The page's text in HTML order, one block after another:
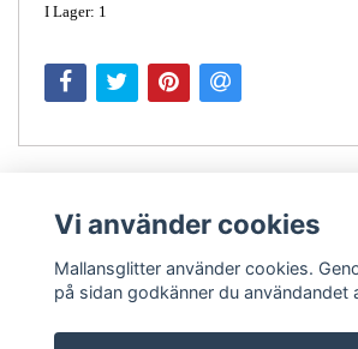
I Lager: 1
Vi använder cookies
Mallansglitter använder cookies.
på sidan godkänner du användandet